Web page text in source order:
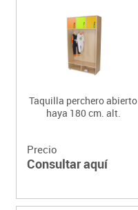
Taquilla perchero abierto
haya 180 cm. alt.
Precio
Consultar aquí